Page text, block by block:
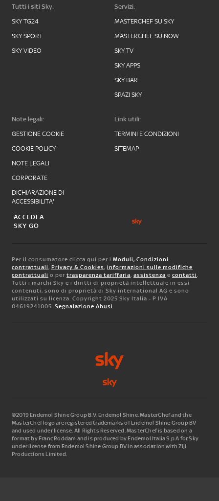
Tutti i siti Sky:
SKY TG24
SKY SPORT
SKY VIDEO
Servizi:
MASTERCHEF SU SKY
MASTERCHEF SU NOW
SKY TV
SKY APPS
SKY BAR
SPAZI SKY
Note legali:
GESTIONE COOKIE
COOKIE POLICY
NOTE LEGALI
CORPORATE
DICHIARAZIONE DI
ACCESSIBILITA'
Link utili:
TERMINI E CONDIZIONI
SITEMAP
ACCEDI A
SKY GO
Per il consumatore clicca qui per i Moduli, Condizioni
contrattuali, Privacy & Cookies, informazioni sulle modifiche
contrattuali o per trasparenza tariffaria, assistenza e contatti.
Tutti i marchi Sky e i diritti di proprietà intellettuale in essi
contenuti, sono di proprietà di Sky international AG e sono
utilizzati su licenza. Copyright 2025 Sky Italia - P.IVA
04619241005. Segnalazione Abusi
©2019 Endemol Shine Group B.V. Endemol Shine, MasterChef and the
MasterChef logo are registered trademarks of Endemol Shine Group BV
and used under license. All Rights Reserved. MasterChef is based on a
format by Franc Roddam and is produced by Endemol Italia S.p.A for Sky
under license from Endemol Shine Group BV in association with Ziji
Productions Limited.